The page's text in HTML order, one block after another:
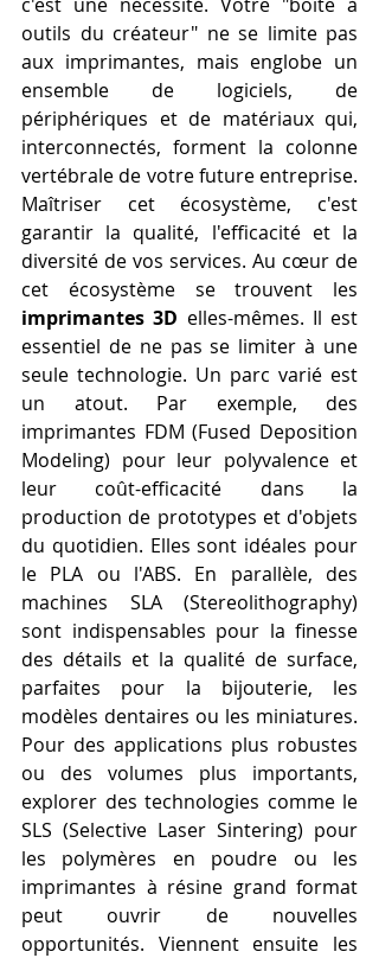
outils du créateur" ne se limite pas
aux imprimantes, mais englobe un
ensemble de logiciels, de
périphériques et de matériaux qui,
interconnectés, forment la colonne
vertébrale de votre future entreprise.
Maîtriser cet écosystème, c'est
garantir la qualité, l'efficacité et la
diversité de vos services. Au cœur de
imprimantes 3D elles-mêmes. Il est
essentiel de ne pas se limiter à une
seule technologie. Un parc varié est
un atout. Par exemple, des
imprimantes FDM (Fused Deposition
Modeling) pour leur polyvalence et
leur coût-efficacité dans la
production de prototypes et d'objets
du quotidien. Elles sont idéales pour
le PLA ou l'ABS. En parallèle, des
machines SLA (Stereolithography)
sont indispensables pour la finesse
des détails et la qualité de surface,
parfaites pour la bijouterie, les
modèles dentaires ou les miniatures.
Pour des applications plus robustes
ou des volumes plus importants,
explorer des technologies comme le
SLS (Selective Laser Sintering) pour
les polymères en poudre ou les
imprimantes à résine grand format
peut ouvrir de nouvelles